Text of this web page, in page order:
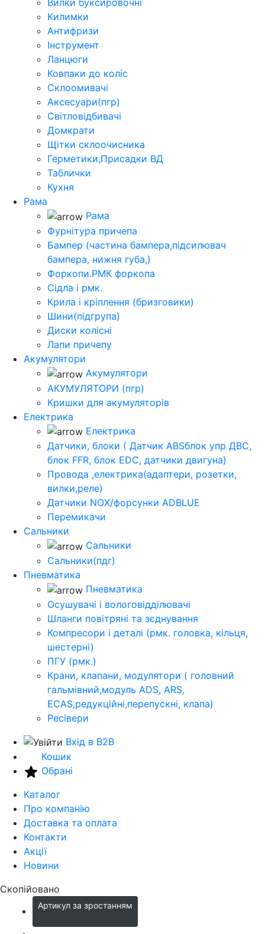
Вилки буксировочні
Килимки
Антифризи
Інструмент
Ланцюги
Ковпаки до коліс
Склоомивачі
Аксесуари(пгр)
Світловідбивачі
Домкрати
Щітки склоочисника
Герметики,Присадки ВД
Таблички
Кухня
Рама
Рама
Фурнітура причепа
Бампер (частина бампера,підсилювач
бампера, нижня губа,)
Форкопи.РМК форкопа
Сідла і рмк.
Крила і кріплення (бризговики)
Шини(підгрупа)
Диски колісні
Лапи причепу
Акумулятори
Акумулятори
АКУМУЛЯТОРИ (пгр)
Кришки для акумуляторів
Електрика
Електрика
Датчики, блоки ( Датчик ABSблок упр ДВС,
блок FFR, блок EDC, датчики двигуна)
Провода ,електрика(адаптери, розетки,
вилки,реле)
Датчики NOX/форсунки ADBLUE
Перемикачи
Сальники
Сальники
Сальники(пдг)
Пневматика
Пневматика
Осушувачі і вологовідділювачі
Шланги повітряні та зєднування
Компресори і деталі (рмк. головка, кільця,
шестерні)
ПГУ (рмк.)
Крани, клапани, модулятори ( головний
гальмівний,модуль ADS, ARS,
ECAS,редукційні,перепускні, клапа)
Ресівери
Вхід в B2B
Кошик
Обрані
Каталог
Про компанію
Доставка та оплата
Контакти
Акції
Новини
Скопійовано
Артикул за зростанням